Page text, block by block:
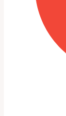
как
Первый шаг
положении.
оплёток и
топливного
говорят о
давление на